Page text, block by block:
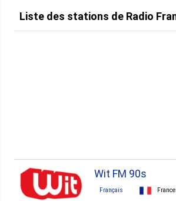
2. Gueret
Liste des stations de Radio
Wit FM 90s
Français France